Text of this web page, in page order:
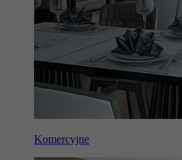
Komercyjne